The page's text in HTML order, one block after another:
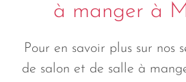
à manger à
Pour en savoir plus sur nos
de salon et de salle à